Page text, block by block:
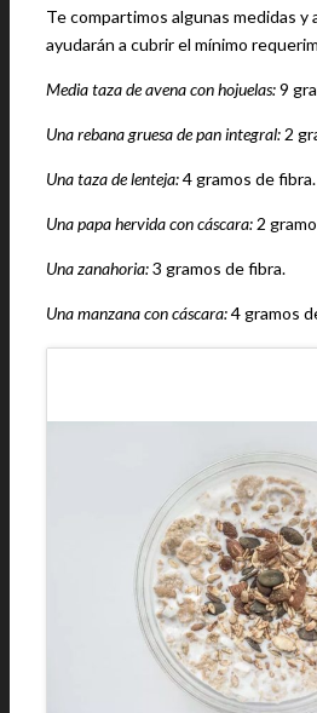
Te compartimos algunas medidas
ayudarán a cubrir el mínimo
Media taza de avena con hojuelas:9
Una rebana gruesa de pan integral: 2
Una taza de lenteja:4 gramos de fibra.
Una papa hervida con cáscara: 2
Una zanahoria:3 gramos de fibra.
Una manzana con cáscara:4 gramos